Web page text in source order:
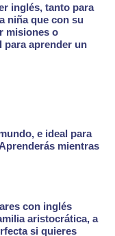
inglés, tanto para
niña que con su
misiones o
paraaprender un
e ideal para
mientras
con inglés
aristocrática, a
si quieres